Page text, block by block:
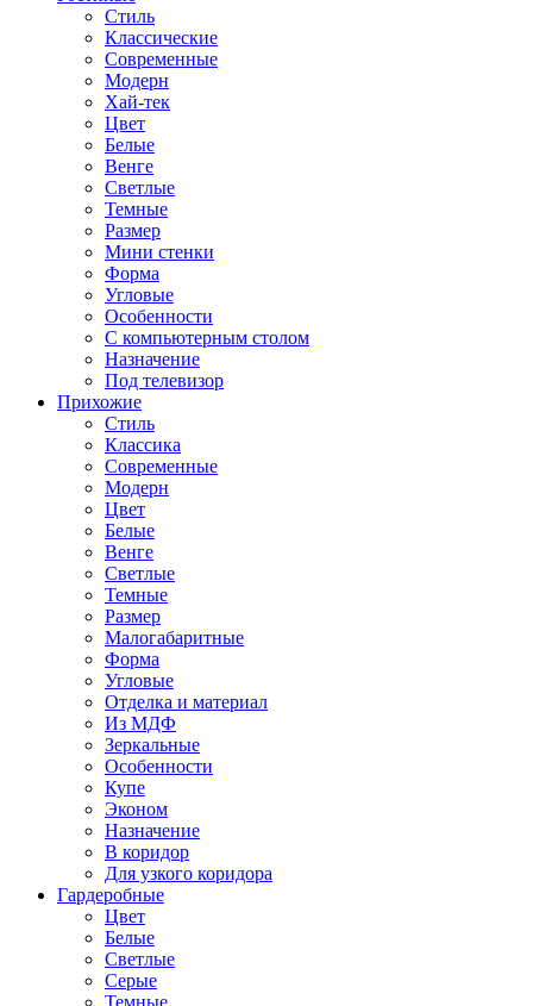
Стиль
Классические
Современные
Модерн
Хай-тек
Цвет
Белые
Венге
Светлые
Темные
Размер
Мини стенки
Форма
Угловые
Особенности
С компьютерным столом
Назначение
Под телевизор
Прихожие
Стиль
Классика
Современные
Модерн
Цвет
Белые
Венге
Светлые
Темные
Размер
Малогабаритные
Форма
Угловые
Отделка и материал
Из МДФ
Зеркальные
Особенности
Купе
Эконом
Назначение
В коридор
Для узкого коридора
Гардеробные
Цвет
Белые
Светлые
Серые
Темные